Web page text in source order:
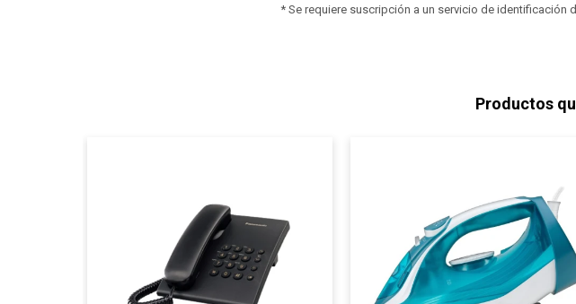
* Se requiere suscripción a un servicio de identificación
Productos